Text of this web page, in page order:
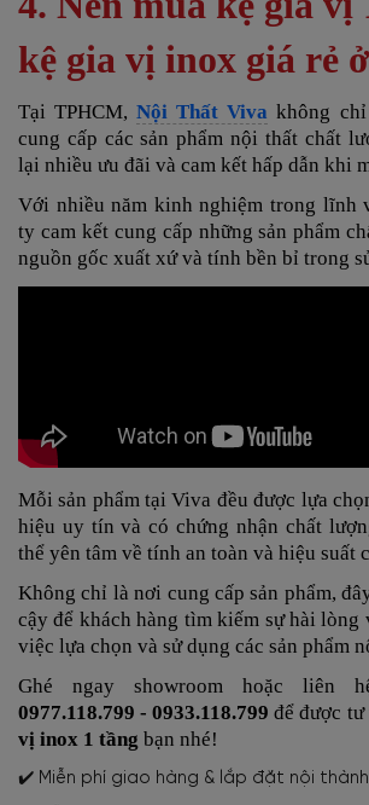
kệ gia vị inox giá rẻ
Tại TPHCM,Nội Thất Viva không
cung cấp các sản phẩm nội thất chất
lại nhiều ưu đãi và cam kết hấp dẫn khi
Với nhiều năm kinh nghiệm trong lĩnh
ty cam kết cung cấp những sản phẩm
nguồn gốc xuất xứ và tính bền bỉ trong
Mỗi sản phẩm tại Viva đều được lựa
hiệu uy tín và có chứng nhận chất
thể yên tâm về tính an toàn và hiệu suất
Không chỉ là nơi cung cấp sản phẩm,
cậy để khách hàng tìm kiếm sự hài lòng
việc lựa chọn và sử dụng các sản phẩm
Ghé ngay showroom hoặc liên
0977.118.799 - 0933.118.799 để được
vị inox 1 tầng bạn nhé!
✔️ Miễn phí giao hàng & lắp đặt nội thành